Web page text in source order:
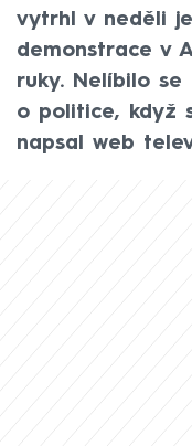
vytrhl v neděli
demonstrace v
ruky. Nelíbilo se
o politice, když
napsal web